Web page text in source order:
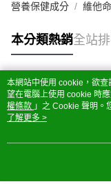
營養保健成分 維他
本分類熱銷全站
熱門標籤
本網站中使用 cookie，欲
望在電腦上使用 cookie 時
權條款 」之 Cookie 聲明。
用條款之 Cookie 聲明使用
了解更多 >